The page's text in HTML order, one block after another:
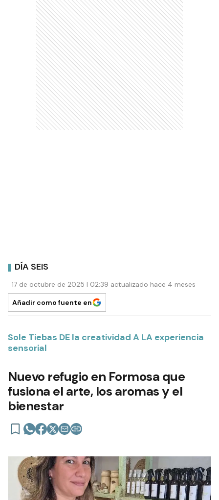
DÍA SEIS
17 de octubre de 2025 | 02:39 actualizado hace 4 meses
Añadir como fuente en
Sole Tiebas DE la creatividad A LA experiencia
sensorial
Nuevo refugio en Formosa que
fusiona el arte, los aromas y el
bienestar